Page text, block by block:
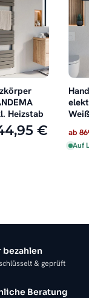
Heizstab
€ ab
Auf
bezahlen
& geprüft
Beratung